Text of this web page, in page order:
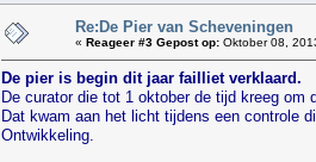
Re:De Pier van Scheveningen
« Reageer #3 Gepost op: Oktober 08,
De pier is begin dit jaar failliet verklaard.
De curator die tot 1 oktober de tijd kreeg om
Dat kwam aan het licht tijdens een controle
Ontwikkeling.